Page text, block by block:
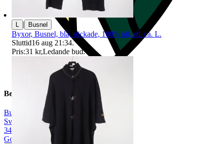
Beskrivning
Busnel
Svart
34
Gott använt skick
| Busnel
Byxor, Busnel, blå, stickade, 100% ull, stl. ca. L.
Sluttid16 aug 21:34.
Pris:31 kr,Ledande bud.